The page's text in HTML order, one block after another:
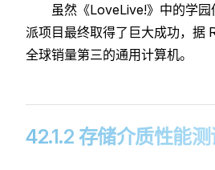
虽然《LoveLive!》中的学
派项目最终取得了巨大成功，据
全球销量第三的通用计算机。
42.1.2 存储介质性能